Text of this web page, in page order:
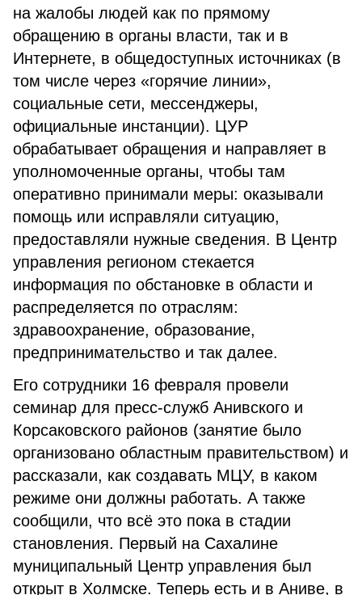
на жалобы людей как по прямому
обращению в органы власти, так и в
Интернете, в общедоступных источниках (в
том числе через «горячие линии»,
социальные сети, мессенджеры,
официальные инстанции). ЦУР
обрабатывает обращения и направляет в
уполномоченные органы, чтобы там
оперативно принимали меры: оказывали
помощь или исправляли ситуацию,
предоставляли нужные сведения. В Центр
управления регионом стекается
информация по обстановке в области и
распределяется по отраслям:
здравоохранение, образование,
предпринимательство и так далее.
Его сотрудники 16 февраля провели
семинар для пресс-служб Анивского и
Корсаковского районов (занятие было
организовано областным правительством) и
рассказали, как создавать МЦУ, в каком
режиме они должны работать. А также
сообщили, что всё это пока в стадии
становления. Первый на Сахалине
муниципальный Центр управления был
открыт в Холмске. Теперь есть и в Аниве, в